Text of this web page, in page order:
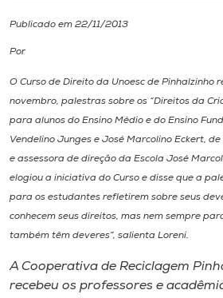
Diplomados
CPA
Biblioteca
Editora
Rádio
Publicado em 22/11/2013
Por
O Curso de Direito da Unoesc de Pinhalzinho
novembro, palestras sobre os “Direitos da
para alunos do Ensino Médio e do Ensino
Vendelino Junges e José Marcolino Eckert,
e assessora de direção da Escola José
elogiou a iniciativa do Curso e disse que a
para os estudantes refletirem sobre seus
conhecem seus direitos, mas nem sempre
também têm deveres”, salienta Loreni.
A Cooperativa de Reciclagem
recebeu os professores e